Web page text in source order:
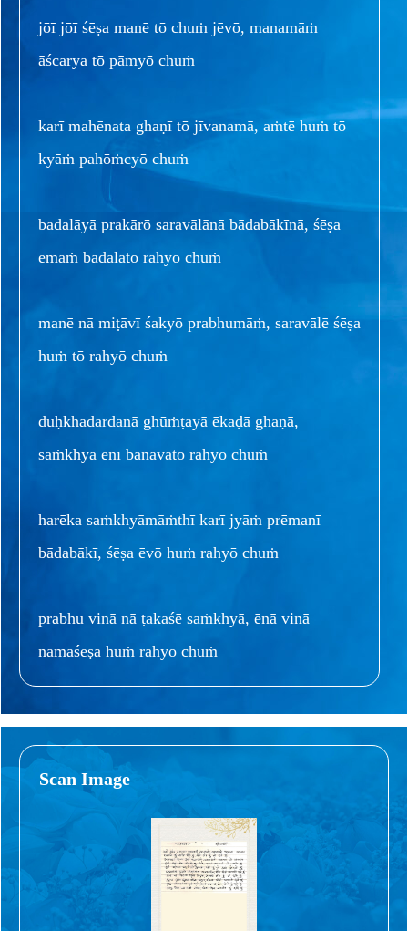
jōī jōī śēṣa manē tō chuṁ jēvō, manamāṁ
āścarya tō pāmyō chuṁ
karī mahēnata ghaṇī tō jīvanamā, aṁtē huṁ tō
kyāṁ pahōṁcyō chuṁ
badalāyā prakārō saravālānā bādabākīnā, śēṣa
ēmāṁ badalatō rahyō chuṁ
manē nā miṭāvī śakyō prabhumāṁ, saravālē śēṣa
huṁ tō rahyō chuṁ
duḥkhadardanā ghūṁṭayā ēkaḍā ghaṇā,
saṁkhyā ēnī banāvatō rahyō chuṁ
harēka saṁkhyāmāṁthī karī jyāṁ prēmanī
bādabākī, śēṣa ēvō huṁ rahyō chuṁ
prabhu vinā nā ṭakaśē saṁkhyā, ēnā vinā
nāmaśēṣa huṁ rahyō chuṁ
Scan Image